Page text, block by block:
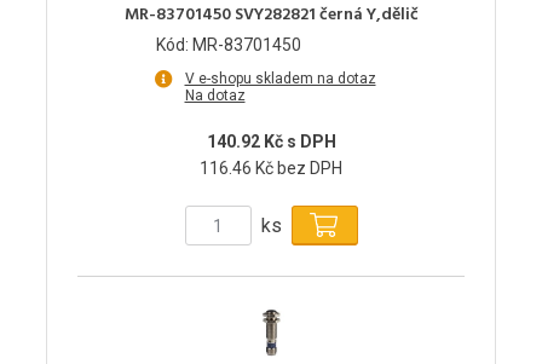
MR-83701450 SVY282821 černá Y,dělič
Kód: MR-83701450
V e-shopu skladem na dotaz
Na dotaz
140.92 Kč s DPH
116.46 Kč bez DPH
ks